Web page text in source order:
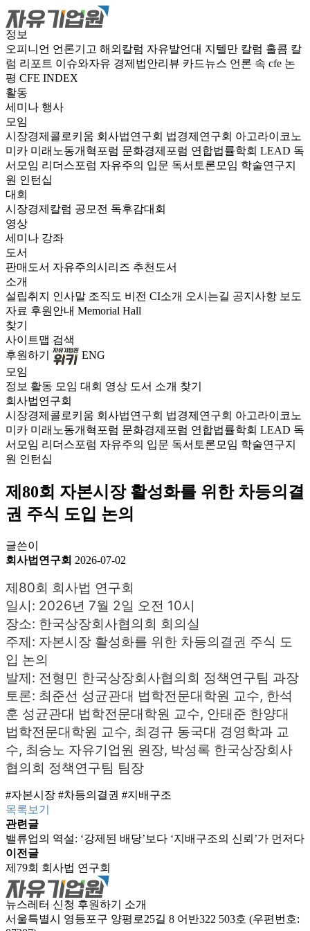
정보
오피니언 언론기고 해외칼럼 자유발언대 지텔만 칼럼 홀콤 칼
럼 리포트 이슈와자유 경제법안리뷰 카드뉴스 언론 속 cfe 논
평 CFE INDEX
활동
세미나 행사
모임
시장경제콜로키움 회사법연구회 법경제연구회 아고라이코노
미카 미래노동개혁포럼 문화경제포럼 연합법률학회 LEAD 독
서모임 리더스포럼 자유주의 입문 독서토론모임 학술연구지
원 인턴십
대회
시장경제칼럼 공모전 독후감대회
영상
세미나 강좌
도서
판매도서 자유주의시리즈 추천도서
소개
설립취지 인사말 조직도 비전 CI소개 오시는길 공지사항 보도
자료 후원안내 Memorial Hall
찾기
사이트맵 검색
후원하기
ENG
모임
정보 활동 모임 대회 영상 도서 소개 찾기
회사법연구회
시장경제콜로키움 회사법연구회 법경제연구회 아고라이코노
미카 미래노동개혁포럼 문화경제포럼 연합법률학회 LEAD 독
서모임 리더스포럼 자유주의 입문 독서토론모임 학술연구지
원 인턴십
제80회 자본시장 활성화를 위한 차등의결
권 주식 도입 논의
글쓴이
회사법연구회 2026-07-02
제80회 회사법 연구회
일시: 2026년 7월 2일 오전 10시
장소: 한국상장회사협의회 회의실
주제: 자본시장 활성화를 위한 차등의결권 주식 도
입 논의
발제: 전형민 한국상장회사협의회 정책연구팀 과장
토론: 최준선 성균관대 법학전문대학원 교수, 한석
훈 성균관대 법학전문대학원 교수, 안태준 한양대
법학전문대학원 교수, 최경규 동국대 경영학과 교
수, 최승노 자유기업원 원장, 박성록 한국상장회사
협의회 정책연구팀 팀장
#자본시장 #차등의결권 #지배구조
목록보기
관련글
밸류업의 역설: ‘강제된 배당’보다 ‘지배구조의 신뢰’가 먼저다
이전글
제79회 회사법 연구회
뉴스레터 신청 후원하기
소개
서울특별시 영등포구 양평로25길 8 어반322 503호 (우편번호: